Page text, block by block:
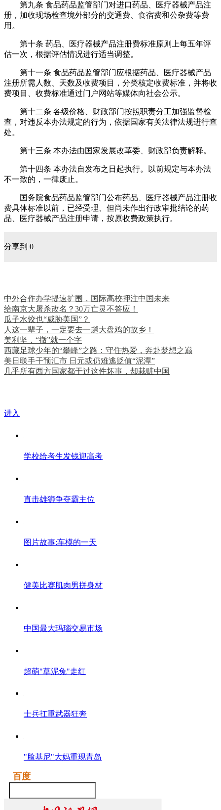
第九条 食品药品监管部门对进口药品、医疗器械产品注
册，加收现场检查境外部分的交通费、食宿费和公杂费等费
用。
第十条 药品、医疗器械产品注册费标准原则上每五年评
估一次，根据评估情况进行适当调整。
第十一条 食品药品监管部门应根据药品、医疗器械产品
注册所需人数、天数及收费项目，分类核定收费标准，并将收
费项目、收费标准通过门户网站等媒体向社会公示。
第十二条 各级价格、财政部门按照职责分工加强监督检
查，对违反本办法规定的行为，依据国家有关法律法规进行查
处。
第十三条 本办法由国家发展改革委、财政部负责解释。
第十四条 本办法自发布之日起执行。以前规定与本办法
不一致的，一律废止。
国务院食品药品监管部门公布药品、医疗器械产品注册收
费具体标准以前，已经受理、但尚未作出行政审批结论的药
品、医疗器械产品注册申请，按原收费政策执行。
分享到 0
中外合作办学提速扩围，国际高校押注中国未来
给南京大屠杀改名？30万亡灵不答应！
瓜子水饺也“威胁美国”？
人这一辈子，一定要去一趟大盘鸡的故乡！
美利坚，“撤”就一个字
西藏足球少年的“攀峰”之路：守住热爱，奔赴梦想之巅
美日联手干预汇市 日元或仍难逃贬值“泥潭”
几乎所有西方国家都干过这件坏事，却栽赃中国
进入
学校给考生发钱迎高考
直击雄狮争夺霸主位
图片故事:车模的一天
健美比赛肌肉男拼身材
中国最大玛瑙交易市场
超萌"草泥兔"走红
士兵扛重武器狂奔
"脸基尼"大妈重现青岛
百度